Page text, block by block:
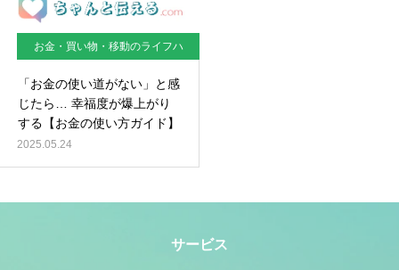
お金・買い物・移動のライフハ
「お金の使い道がない」と感
じたら… 幸福度が爆上がり
する【お金の使い方ガイド】
2025.05.24
サービス